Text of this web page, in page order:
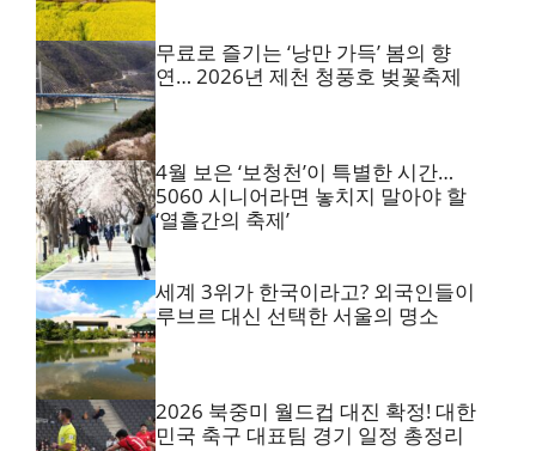
무료로 즐기는 ‘낭만 가득’ 봄의 향
연… 2026년 제천 청풍호 벚꽃축제
4월 보은 ‘보청천’이 특별한 시간…
5060 시니어라면 놓치지 말아야 할
‘열흘간의 축제’
세계 3위가 한국이라고? 외국인들이
루브르 대신 선택한 서울의 명소
2026 북중미 월드컵 대진 확정! 대한
민국 축구 대표팀 경기 일정 총정리